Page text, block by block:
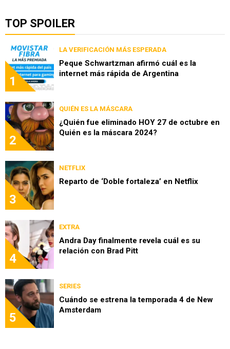
TOP SPOILER
1
LA VERIFICACIÓN MÁS ESPERADA
Peque Schwartzman afirmó cuál es la
internet más rápida de Argentina
2
QUIÉN ES LA MÁSCARA
¿Quién fue eliminado HOY 27 de octubre en
Quién es la máscara 2024?
3
NETFLIX
Reparto de ‘Doble fortaleza’ en Netflix
4
EXTRA
Andra Day finalmente revela cuál es su
relación con Brad Pitt
5
SERIES
Cuándo se estrena la temporada 4 de New
Amsterdam